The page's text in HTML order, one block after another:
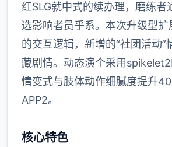
红SLG就中式的续办理，磨练者
选影响者员乎系。本次升级型扩
的交互逻辑，新增的“社团活动”
藏剧情。动态演个采用
情变式与肢体动作细腻度提升
APP2。
核心特色